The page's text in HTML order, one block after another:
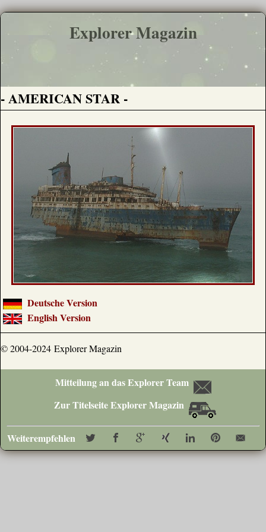
Explorer Magazin
- AMERICAN STAR -
Deutsche Version
English Version
© 2004-2024 Explorer Magazin
Mitteilung an das Explorer Team
Zur Titelseite Explorer Magazin
Weiterempfehlen